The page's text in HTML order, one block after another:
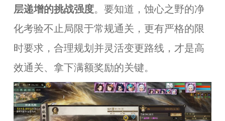
层递增的挑战强度。要知道，蚀心之野的净
化考验不止局限于常规通关，更有严格的限
时要求，合理规划并灵活变更路线，才是高
效通关、拿下满额奖励的关键。